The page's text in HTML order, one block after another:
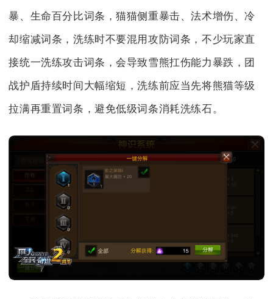
暴、生命百分比词条，猫猫侧重暴击、法术增伤、冷
却缩减词条，洗练时不要混用攻防词条，不少玩家直
接统一洗练攻击词条，会导致雪熊扛伤能力暴跌，团
战护盾持续时间大幅缩短，洗练前应当先将熊猫等级
拉满再重置词条，避免低级词条消耗洗练石。